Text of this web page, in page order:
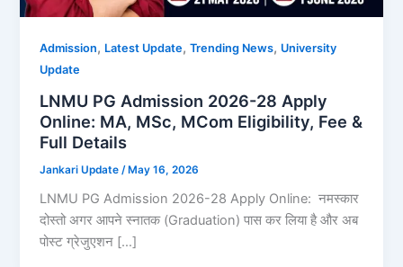
Admission, Latest Update,Trending News, University
Update
LNMU PG Admission 2026-28 Apply
Online: MA, MSc, MCom Eligibility, Fee &
Full Details
Jankari Update /May 16, 2026
LNMU PG Admission 2026-28 Apply Online: नमस्कार
दोस्तो अगर आपने स्नातक (Graduation) पास कर लिया है और अब
पोस्ट ग्रेजुएशन […]